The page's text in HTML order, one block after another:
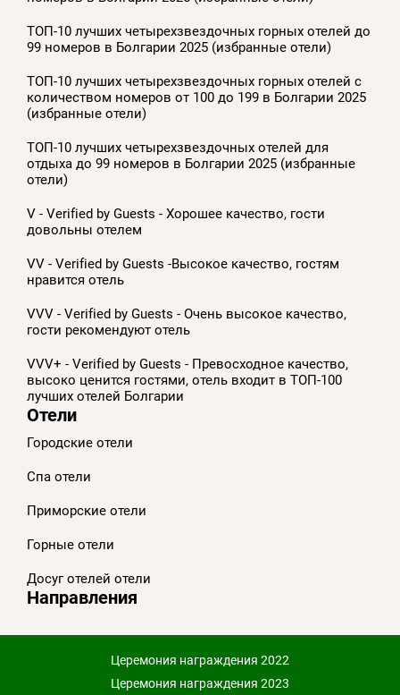
ТОП-10 лучших четырехзвездочных горных отелей до
99 номеров в Болгарии 2025 (избранные отели)
ТОП-10 лучших четырехзвездочных горных отелей с
количеством номеров от 100 до 199 в Болгарии 2025
(избранные отели)
ТОП-10 лучших четырехзвездочных отелей для
отдыха до 99 номеров в Болгарии 2025 (избранные
отели)
V - Verified by Guests - Хорошее качество, гости
довольны отелем
VV - Verified by Guests -Высокое качество, гостям
нравится отель
VVV - Verified by Guests - Очень высокое качество,
гости рекомендуют отель
VVV+ - Verified by Guests - Превосходное качество,
высоко ценится гостями, отель входит в ТОП-100
лучших отелей Болгарии
Отели
Городские отели
Спа отели
Приморскиe отели
Горные отели
Досуг отелей отели
Направления
Церемония награждения 2022
Церемония награждения 2023